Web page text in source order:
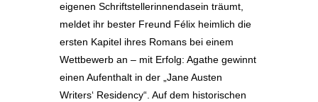
eigenen Schriftstellerinnendasein träumt,
meldet ihr bester Freund Félix heimlich die
ersten Kapitel ihres Romans bei einem
Wettbewerb an – mit Erfolg: Agathe gewinnt
einen Aufenthalt in der „Jane Austen
Writers‘ Residency“. Auf dem historischen